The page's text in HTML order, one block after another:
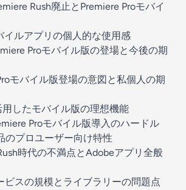
Rush廃止とPremiere Proモバイ
イルアプリの個人的な使用感
Proモバイル版の登場と今後の期
モバイル版登場の意図と私個人の期
したモバイル版の理想機能
Proモバイル版導入のハードル
のプロユーザー向け特性
時代の不満点とAdobeアプリ全般
ビスの規模とライブラリーの問題点